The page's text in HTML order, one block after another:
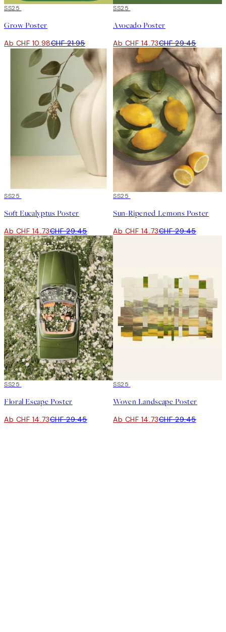
50%*
SS25
Grow Poster
Ab CHF 10.98CHF 21.95
50%*
SS25
Avocado Poster
Ab CHF 14.73CHF 29.45
50%*
SS25
Soft Eucalyptus Poster
Ab CHF 14.73CHF 29.45
50%*
SS25
Sun-Ripened Lemons Poster
Ab CHF 14.73CHF 29.45
50%*
SS25
Floral Escape Poster
Ab CHF 14.73CHF 29.45
50%*
SS25
Woven Landscape Poster
Ab CHF 14.73CHF 29.45